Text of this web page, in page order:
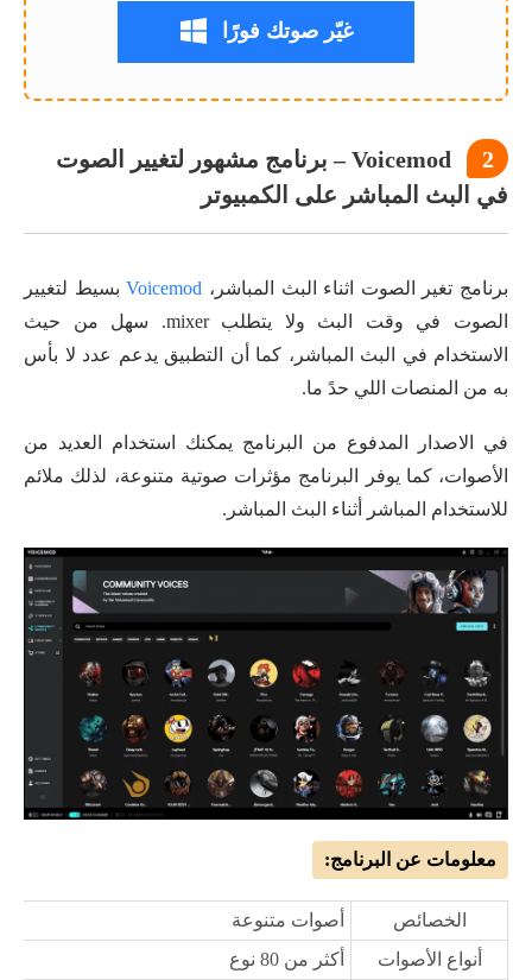
غيّر صوتك فورًا
2
Voicemod – برنامج مشهور لتغيير الصوت
في البث المباشر على الكمبيوتر
برنامج تغير الصوت اثناء البث المباشر، Voicemodبسيط لتغيير
الصوت في وقت البث ولا يتطلب mixer. سهل من حيث
الاستخدام في البث المباشر، كما أن التطبيق يدعم عدد لا بأس
به من المنصات اللي حدً ما.
في الاصدار المدفوع من البرنامج يمكنك استخدام العديد من
الأصوات، كما يوفر البرنامج مؤثرات صوتية متنوعة، لذلك ملائم
للاستخدام المباشر أثناء البث المباشر.
معلومات عن البرنامج:
الخصائص
أصوات متنوعة
أنواع الأصوات
أكثر من 80 نوع